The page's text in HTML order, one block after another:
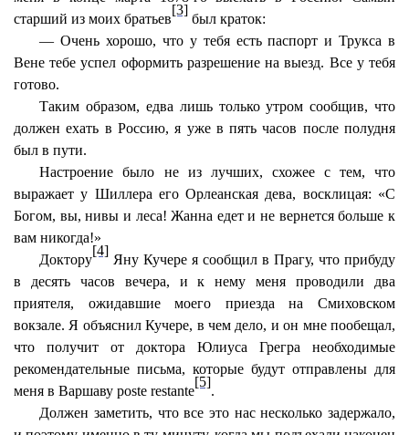
старший из моих братьев
[3]
был краток:
— Очень хорошо, что у тебя есть паспорт и Трукса в
Вене тебе успел оформить разрешение на выезд. Все у тебя
готово.
Таким образом, едва лишь только утром сообщив, что
должен ехать в Россию, я уже в пять часов после полудня
был в пути.
Настроение было не из лучших, схожее с тем, что
выражает у Шиллера его Орлеанская дева, восклицая: «С
Богом, вы, нивы и леса! Жанна едет и не вернется больше к
вам никогда!»
Доктору
[4]
Яну Кучерe я сообщил в Прагу, что прибуду
в десять часов вечера, и к нему меня проводили два
приятеля, ожидавшие моего приезда на Смиховском
вокзале. Я объяснил Кучерe, в чем дело, и он мне пообещал,
что получит от доктора Юлиуса Грегра необходимые
рекомендательные письма, которые будут отправлены для
меня в Варшаву poste restante
[5]
.
Должен заметить, что все это нас несколько задержало,